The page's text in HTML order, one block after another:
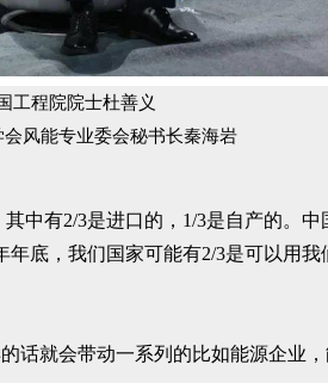
工程院院士杜善义
风能专业委会秘书长秦海岩
中有2/3是进口的，1/3是自产的。
底，我们国家可能有2/3是可以用
就会带动一系列的比如能源企业，